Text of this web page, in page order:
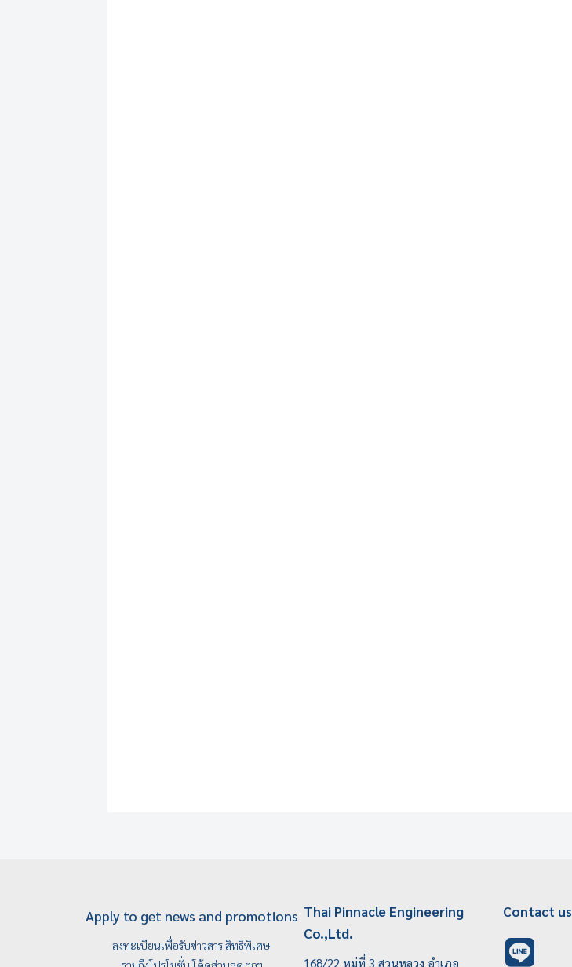
Apply to get news and promotions
ลงทะเบียนเพื่อรับข่าวสาร สิทธิพิเศษ
Thai Pinnacle Engineering
Co.,Ltd.
168/22 หมู่ที่ 3 สวนหลวง อำเภอ
Contact us